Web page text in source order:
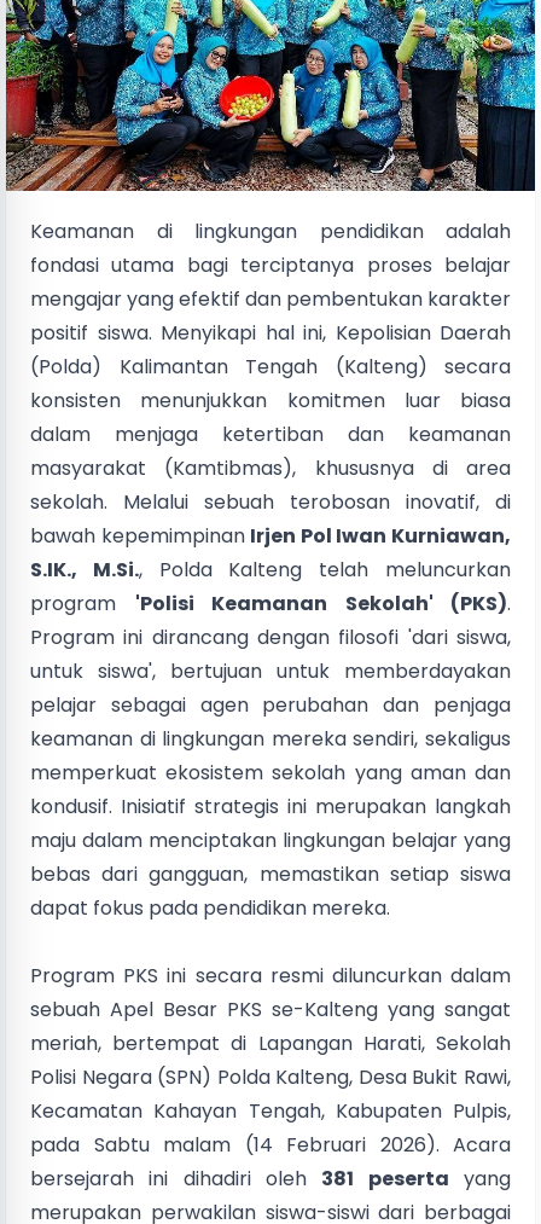
Keamanan di lingkungan pendidikan adalah
fondasi utama bagi terciptanya proses belajar
mengajar yang efektif dan pembentukan karakter
positif siswa. Menyikapi hal ini, Kepolisian Daerah
(Polda) Kalimantan Tengah (Kalteng) secara
konsisten menunjukkan komitmen luar biasa
dalam menjaga ketertiban dan keamanan
masyarakat (Kamtibmas), khususnya di area
sekolah. Melalui sebuah terobosan inovatif, di
bawah kepemimpinan Irjen Pol Iwan Kurniawan,
S.IK., M.Si., Polda Kalteng telah meluncurkan
program 'Polisi Keamanan Sekolah' (PKS).
Program ini dirancang dengan filosofi 'dari siswa,
untuk siswa', bertujuan untuk memberdayakan
pelajar sebagai agen perubahan dan penjaga
keamanan di lingkungan mereka sendiri, sekaligus
memperkuat ekosistem sekolah yang aman dan
kondusif. Inisiatif strategis ini merupakan langkah
maju dalam menciptakan lingkungan belajar yang
bebas dari gangguan, memastikan setiap siswa
dapat fokus pada pendidikan mereka.
Program PKS ini secara resmi diluncurkan dalam
sebuah Apel Besar PKS se-Kalteng yang sangat
meriah, bertempat di Lapangan Harati, Sekolah
Polisi Negara (SPN) Polda Kalteng, Desa Bukit Rawi,
Kecamatan Kahayan Tengah, Kabupaten Pulpis,
pada Sabtu malam (14 Februari 2026). Acara
bersejarah ini dihadiri oleh 381 peserta yang
merupakan perwakilan siswa-siswi dari berbagai